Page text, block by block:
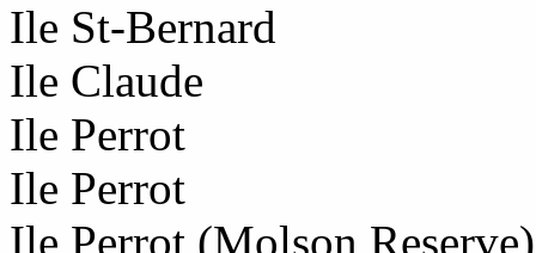
Ile St-Bernard
Ile Claude
Ile Perrot
Ile Perrot
Ile Perrot (Molson Reserve)